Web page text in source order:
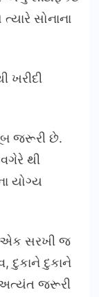
સોનાના
ખરીદી
જરૂરી છે.
થી
યોગ્ય
એક સરખી જ
દુકાને દુકાને
જરૂરી